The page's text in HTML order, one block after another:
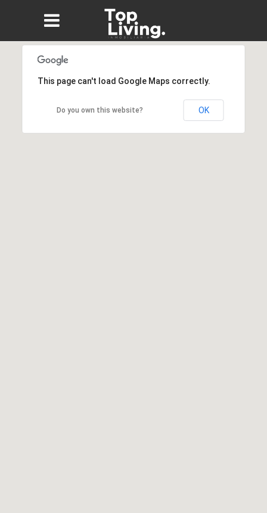
This page can't load Google Maps correctly.
Do you own this website? OK